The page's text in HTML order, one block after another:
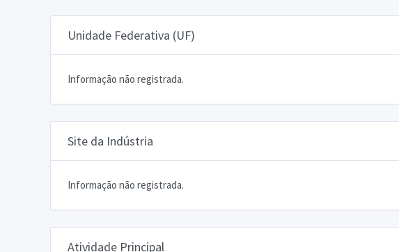
Unidade Federativa (UF)
Informação não registrada.
Site da Indústria
Informação não registrada.
Atividade Principal